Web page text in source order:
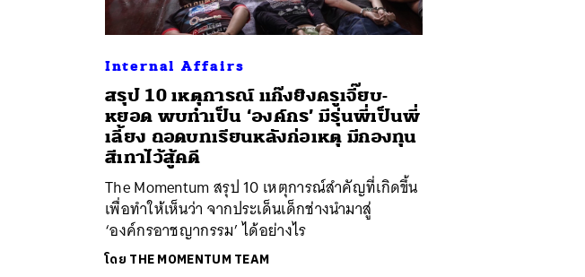
Internal Affairs
สรุป 10 เหตุการณ์ แก๊งยิงครูเจี๊ยบ-
หยอด พบทำเป็น ‘องค์กร’ มีรุ่นพี่เป็นพี่
เลี้ยง ถอดบทเรียนหลังก่อเหตุ มีกองทุน
สีเทาไว้สู้คดี
The Momentum สรุป 10 เหตุการณ์สำคัญที่เกิดขึ้น
เพื่อทำให้เห็นว่า จากประเด็นเด็กช่างนำมาสู่
‘องค์กรอาชญากรรม’ ได้อย่างไร
โดย THE MOMENTUM TEAM
ค้นหา